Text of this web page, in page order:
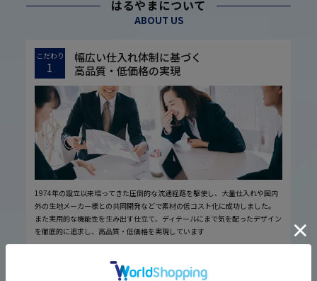
はるやまについて
ABOUT US
こだわり
1
幅広い仕入れ体制に基づく
高品質・低価格の実現
1974年の設立以来培ってきた圧倒的な流通経路を駆使し、大量仕入れや国内
外の生地メーカー様との共同開発などで素材の低コスト化に成功しました。
また実用的な機能性を生み出す仕立て、ディテールにまで気を配ったデザイン
を徹底的に追求し、高品質・低価格を実現しています
厳しい品質管理体制に基づく